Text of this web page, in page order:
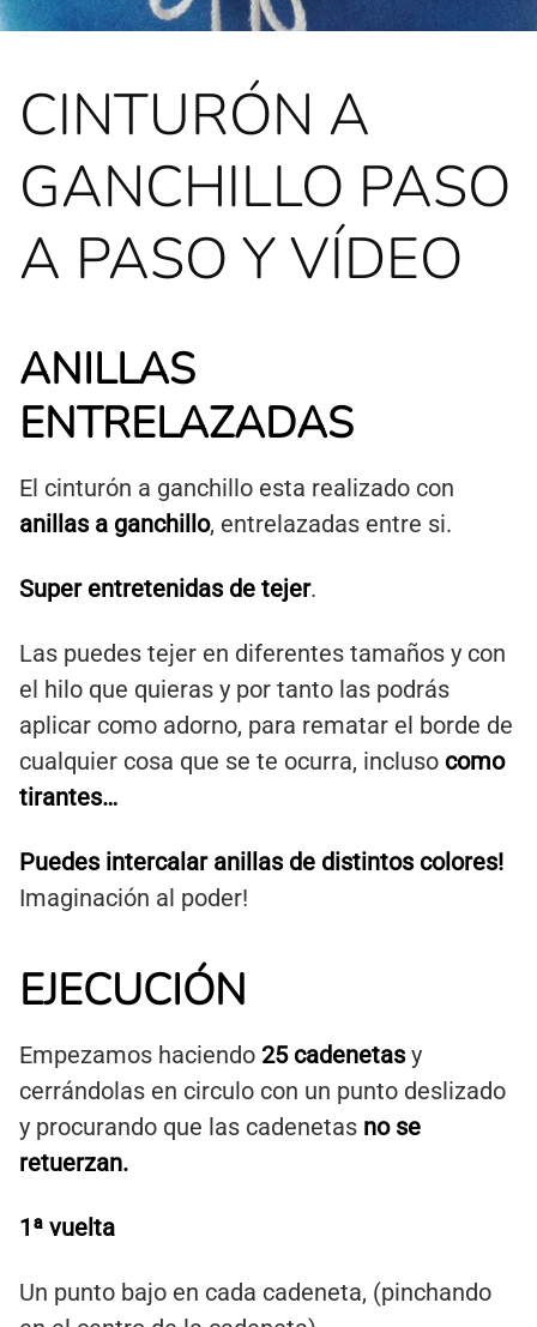
CINTURÓN A
GANCHILLO PASO
A PASO Y VÍDEO
ANILLAS
ENTRELAZADAS
El cinturón a ganchillo esta realizado con
anillas a ganchillo, entrelazadas entre si.
Super entretenidas de tejer.
Las puedes tejer en diferentes tamaños y con
el hilo que quieras y por tanto las podrás
aplicar como adorno, para rematar el borde de
cualquier cosa que se te ocurra, incluso como
tirantes…
Puedes intercalar anillas de distintos colores!
Imaginación al poder!
EJECUCIÓN
Empezamos haciendo 25 cadenetasy
cerrándolas en circulo con un punto deslizado
y procurando que las cadenetas no se
retuerzan.
1ª vuelta
Un punto bajo en cada cadeneta, (pinchando